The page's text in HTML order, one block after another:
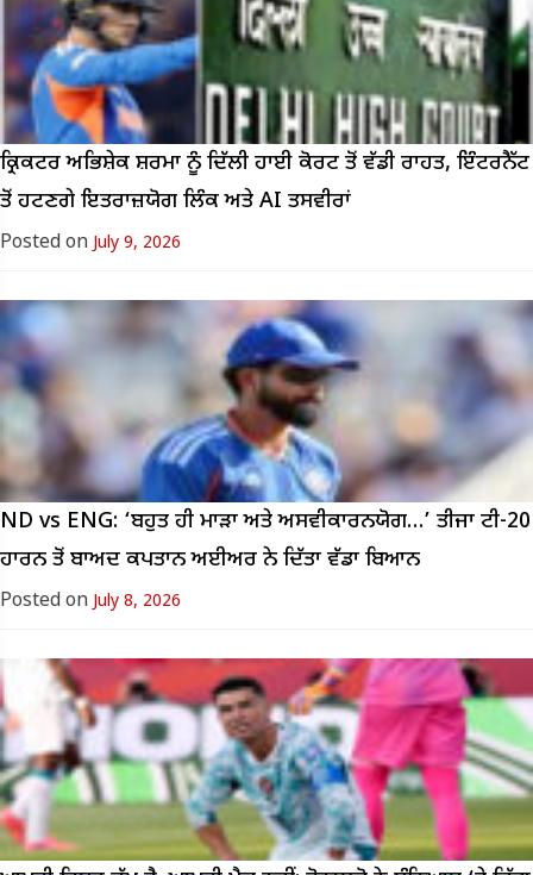
ਕ੍ਰਿਕਟਰ ਅਭਿਸ਼ੇਕ ਸ਼ਰਮਾ ਨੂੰ ਦਿੱਲੀ ਹਾਈ ਕੋਰਟ ਤੋਂ ਵੱਡੀ ਰਾਹਤ, ਇੰਟਰਨੈੱਟ
ਤੋਂ ਹਟਣਗੇ ਇਤਰਾਜ਼ਯੋਗ ਲਿੰਕ ਅਤੇ AI ਤਸਵੀਰਾਂ
Posted on July 9, 2026
ND vs ENG: ‘ਬਹੁਤ ਹੀ ਮਾੜਾ ਅਤੇ ਅਸਵੀਕਾਰਨਯੋਗ…’ ਤੀਜਾ ਟੀ-20
ਹਾਰਨ ਤੋਂ ਬਾਅਦ ਕਪਤਾਨ ਅਈਅਰ ਨੇ ਦਿੱਤਾ ਵੱਡਾ ਬਿਆਨ
Posted on July 8, 2026